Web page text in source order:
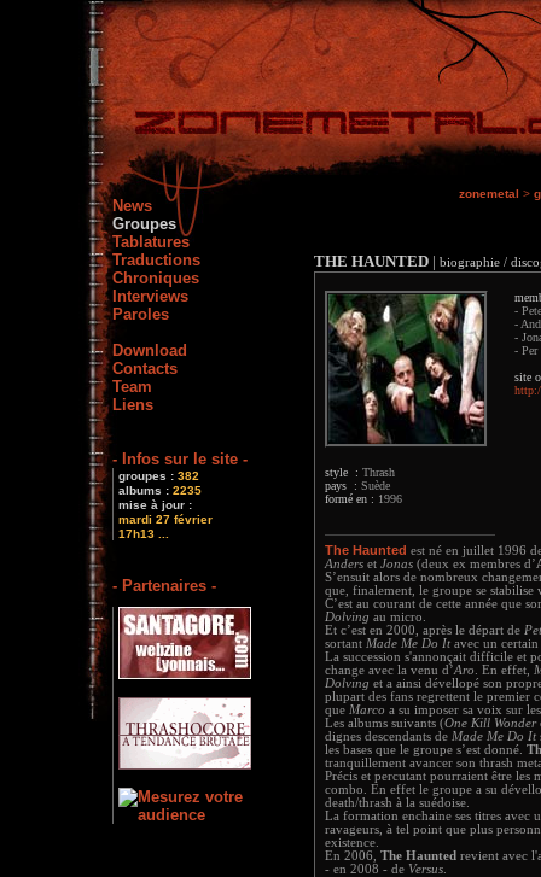
News
Groupes
Tablatures
Traductions
Chroniques
Interviews
Paroles
Download
Contacts
Team
Liens
- Infos sur le site -
groupes : 382
albums : 2235
mise à jour :
mardi 27 février
17h13 ...
- Partenaires -
zonemetal >
THE HAUNTED | biographie /
style : Thrash
pays : Suède
formé en : 1996
-
-
-
- Per
site
The Haunted est né en juillet 1996
Anders et Jonas (deux ex membres d’
S’ensuit alors de nombreux
que, finalement, le groupe se stabilise
C’est au courant de cette année que
Dolving au micro.
Et c’est en 2000, après le départ de
sortant Made Me Do It avec un certain
La succession s'annonçait difficile et
change avec la venu d’Aro . En effet,
Dolving et a ainsi dévellopé son
plupart des fans regrettent le premier
que Marco a su imposer sa voix sur
Les albums suivants (One Kill Wonder
dignes descendants de Made Me Do It
les bases que le groupe s’est donné.
tranquillement avancer son thrash
Précis et percutant pourraient être les
combo. En effet le groupe a su
death/thrash à la suédoise.
La formation enchaine ses titres avec
ravageurs, à tel point que plus
existence.
En 2006, The Haunted revient avec
- en 2008 - de Versus